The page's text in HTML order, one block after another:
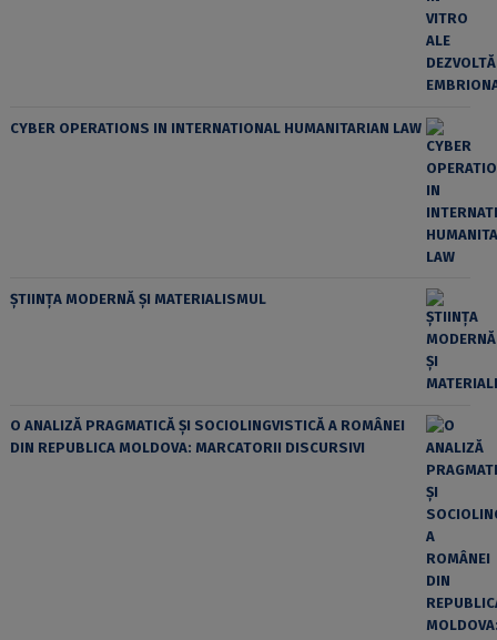
CYBER OPERATIONS IN INTERNATIONAL HUMANITARIAN LAW
ȘTIINȚA MODERNĂ ȘI MATERIALISMUL
O ANALIZĂ PRAGMATICĂ ȘI SOCIOLINGVISTICĂ A ROMÂNEI
DIN REPUBLICA MOLDOVA: MARCATORII DISCURSIVI